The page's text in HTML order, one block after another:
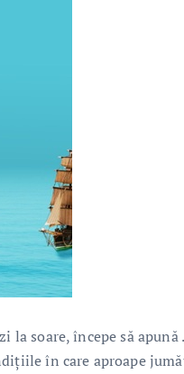
la soare, începe să apună .
în care aproape